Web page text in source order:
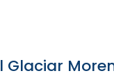
Glaciar